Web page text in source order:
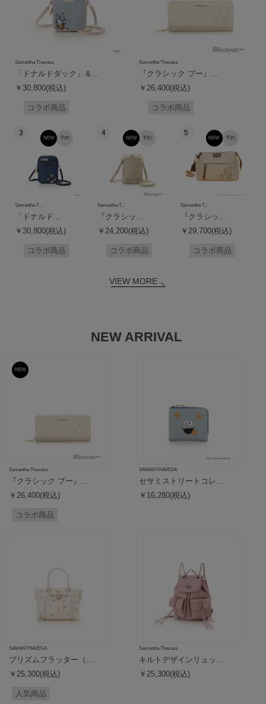
Samantha Thavasa
「ドナルドダック」＆...
￥30,800(税込)
コラボ商品
Samantha Thavasa
『クラシック プー』...
￥26,400(税込)
コラボ商品
3
予約
NEW
Samantha T...
「ドナルド...
￥30,800(税込)
コラボ商品
4
予約
NEW
Samantha T...
『クラシッ...
￥24,200(税込)
コラボ商品
5
予約
NEW
Samantha T...
『クラシッ...
￥29,700(税込)
コラボ商品
VIEW MORE
NEW ARRIVAL
予約
NEW
Samantha Thavasa
『クラシック プー』...
￥26,400(税込)
コラボ商品
SAMANTHAVEGA
セサミストリートコレ...
￥16,280(税込)
SAMANTHAVEGA
プリズムフラッター（...
￥25,300(税込)
人気商品
Samantha Thavasa
キルトデザインリュッ...
￥25,300(税込)